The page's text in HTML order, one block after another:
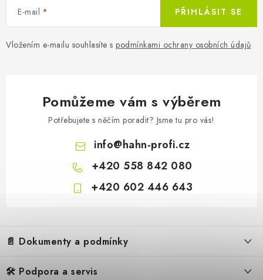
E-mail
Vložením e-mailu souhlasíte s podmínkami ochrany osobních údajů
PŘIHLÁSIT SE
Pomůžeme vám s výběrem
Potřebujete s něčím poradit? Jsme tu pro vás!
info@hahn-profi.cz
+420 558 842 080
+420 602 446 643
a
📄 Dokumenty a podmínky
Obchodní podmínky
🛠️ Podpora a servis